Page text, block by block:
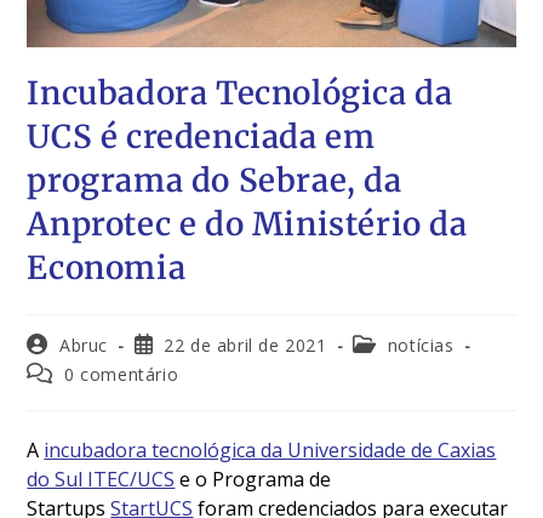
Incubadora Tecnológica da
UCS é credenciada em
programa do Sebrae, da
Anprotec e do Ministério da
Economia
Abruc 22 de abril de 2021
notícias
0 comentário
A incubadora tecnológica da Universidade de Caxias
do Sul ITEC/UCS e o Programa de
StartupsStartUCS foram credenciados para executar